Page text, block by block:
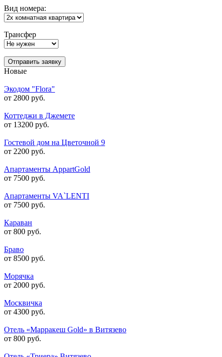
Вид номера:
Трансфер
Отправить заявку
Новые
Экодом "Flora"
от 2800 руб.
Коттеджи в Джемете
от 13200 руб.
Гостевой дом на Цветочной 9
от 2200 руб.
Апартаменты AppartGold
от 7500 руб.
Апартаменты VA`LENTI
от 7500 руб.
Караван
от 800 руб.
Браво
от 8500 руб.
Морячка
от 2000 руб.
Москвичка
от 4300 руб.
Отель «Марракеш Gold» в Витязево
от 800 руб.